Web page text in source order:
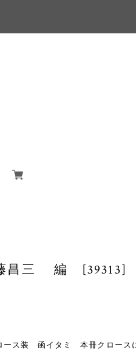
昌三 編 [39313]
ース装 函イタミ 本冊クロース